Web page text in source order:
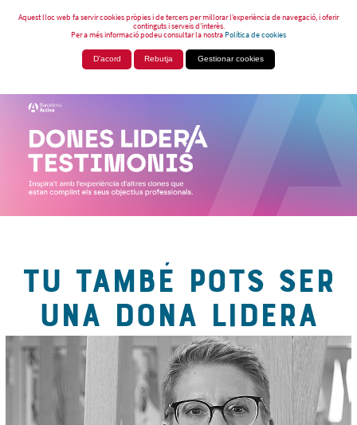
Aquest lloc web fa servir cookies pròpies i de tercers per millorar l’experiència de navegació, i oferir
continguts i serveis d’interès.
Per a més informació podeu consultar la nostraPolítica de cookies
D'acord Rebutja Gestionar cookies
TU TAMBÉ POTS SER
UNA DONA LIDERA